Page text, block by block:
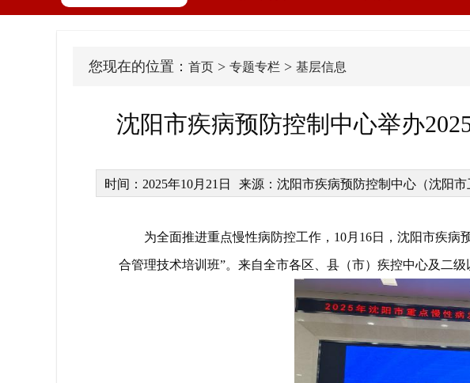
您现在的位置： 首页 > 专题专栏 > 基层信息
沈阳市疾病预防控制中心举办
时间：2025年10月21日 来源：沈阳市疾病预防控制中心（沈阳市
为全面推进重点慢性病防控工作，10月16日，沈阳市疾
合管理技术培训班”。来自全市各区、县（市）疾控中心及二级